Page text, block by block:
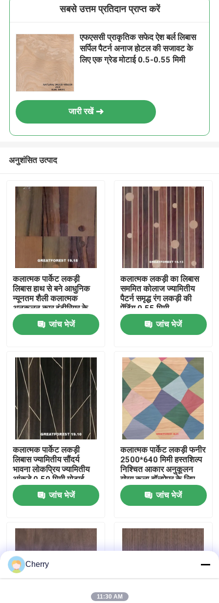
हमारे बारे में
कारखाने का दौरा
गुणवत्ता नियंत्रण
हमसे संपर्क करें
समाचार
उद्धरण मांगें
सबसे उत्तम प्रतिदान प्राप्त करें
एफएससी प्राकृतिक सफेद ऐश बर्ल लिबास
सर्पिल पैटर्न अनाज होटल की सजावट के
लिए एक ग्रेड मोटाई 0.5-0.55 मिमी
जारी रखें
अनुशंसित उत्पाद
कलात्मक पार्केट लकड़ी
लिबास हाथ से बने आधुनिक
न्यूनतम शैली कलात्मक
अनुकूलन कार इंटीरियर के
लिए
जांच भेजें
कलात्मक लकड़ी का लिबास
सममित कोलाज ज्यामितीय
पैटर्न समृद्ध रंग लकड़ी की
पेंटिंग 0.55 मिमी
जांच भेजें
कलात्मक पार्केट लकड़ी
लिबास ज्यामितीय सौंदर्य
भावना लोकप्रिय ज्यामितीय
आंकड़े 0.50 मिमी मोटाई
लकड़ी के दरवाजे के लिए
जांच भेजें
कलात्मक पार्केट लकड़ी फनीर
2500*640 मिमी हस्तशिल्प
निश्चित आकार अनुकूलन
योग्य कला वॉलपेपर के लिए
स्प्लाईसिंग
जांच भेजें
Cherry
11:30 AM